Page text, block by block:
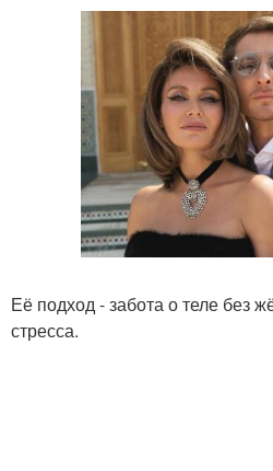
Её подход - забота о теле без
стресса.